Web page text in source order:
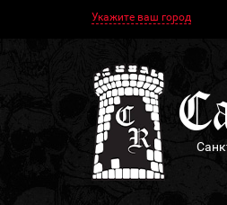
Укажите ваш город